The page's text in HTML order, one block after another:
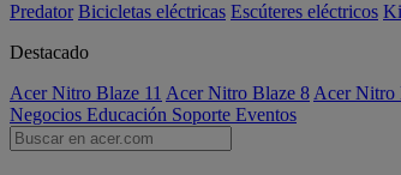
Predator Bicicletas eléctricas Escúteres eléctricos
Destacado
Acer Nitro Blaze 11 Acer Nitro Blaze 8 Acer Nitro
Negocios Educación Soporte Eventos